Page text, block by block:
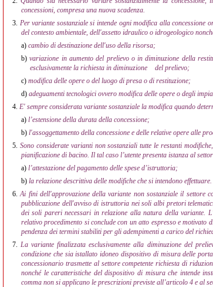
concessioni, compresa una nuova scadenza.
3. Per variante sostanziale si intende ogni modifica alla
del contesto ambientale, dell'assetto idraulico o idrogeologico
a) cambio di destinazione dell'uso della risorsa;
b) variazione in aumento del prelievo o in diminuzione della
esclusivamente la richiesta in diminuzione
del prelievo;
c) modifica delle opere o del luogo di presa o di restituzione;
d) adeguamenti tecnologici ovvero modifica delle opere o degli
4. E' sempre considerata variante sostanziale la modifica quando
a) l’estensione della durata della concessione;
b) l'assoggettamento della concessione e delle relative opere alle
5. Sono considerate varianti non sostanziali tutte le restanti
pianificazione di bacino. Il tal caso l’utente presenta istanza al
a) l’attestazione del pagamento delle spese d’istruttoria;
b) la relazione descrittiva delle modifiche che si intendono effettuare.
6. Ai fini dell'approvazione della variante non sostanziale il settore
pubblicazione dell'avviso di istruttoria nei soli albi pretori
dei soli pareri necessari in relazione alla natura della variante.
relativo procedimento si conclude con un atto espresso e
pendenza dei termini stabiliti per gli adempimenti a carico del
7. La variante finalizzata esclusivamente alla diminuzione del
condizione che sia istallato idoneo dispositivo di misura delle
concessionario trasmette al settore competente richiesta di
nonché le caratteristiche del dispositivo di misura che intende
comma non si applicano le prescrizioni previste all’articolo 4 e al